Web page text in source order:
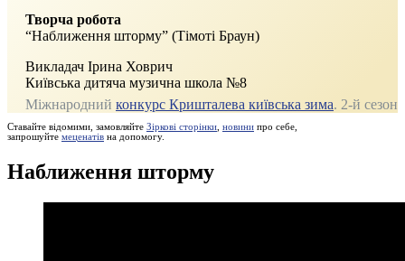
Творча робота
“Наближення шторму” (Тімоті Браун)
Викладач Ірина Ховрич
Київська дитяча музична школа №8
Міжнародний конкурс Кришталева київська зима. 2‑й сезон
Ставайте відомими, замовляйте Зіркові сторінки новини про себе,
запрошуйте меценатів на допомогу.
Наближення шторму